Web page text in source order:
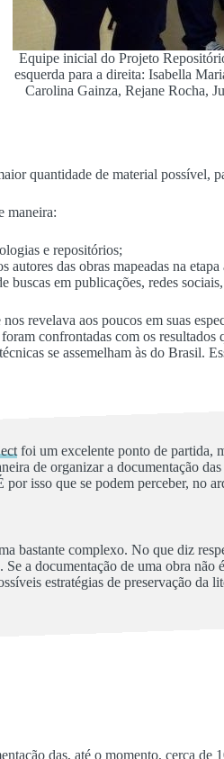
Equipe inicial do Projeto
esquerda para a direita: Isabella
Carolina Gainza, Rejane Rocha,
quantidade de material possível,
maneira:
e repositórios;
autores das obras mapeadas na
buscas em publicações, redes
revelava aos poucos em suas
confrontadas com os
se assemelham às do
foi um excelente ponto de partida,
de organizar a documentação
por isso que se podem perceber,
bastante complexo. No que diz
a documentação de uma obra
estratégias de preservação
das, até o momento, cerca de